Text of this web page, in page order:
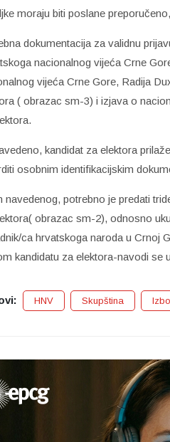
moraju biti poslane
dokumentacija za validnu
nacionalnog vijeća Crne
vijeća Crne Gore, Radija
( obrazac sm-3) i izjava o
kandidat za elektora
osobnim identifikacijskim
navedenog, potrebno je predati
obrazac sm-2), odnosno
ca hrvatskoga naroda u Crnoj
kandidatu za elektora-navodi se
HNV Skupština